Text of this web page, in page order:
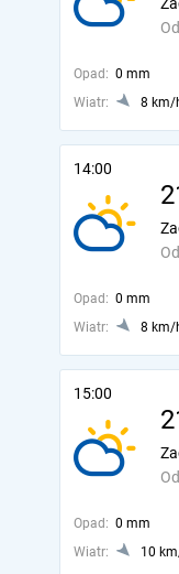
Opad: 0 mm
Wiatr:
8 km/
14:00
Opad: 0 mm
Wiatr:
8 km/
15:00
Opad: 0 mm
Wiatr:
10